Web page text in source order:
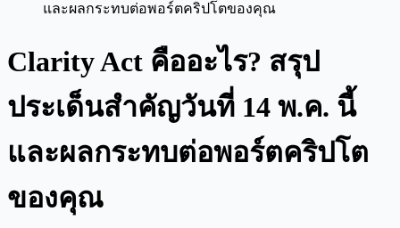
และผลกระทบต่อพอร์ตคริปโตของคุณ
Clarity Act คืออะไร? สรุป
ประเด็นสำคัญวันที่ 14 พ.ค. นี้
และผลกระทบต่อพอร์ตคริปโต
ของคุณ